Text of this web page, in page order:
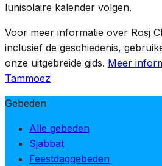
lunisolaire kalender volgen.
Voor meer informatie over Rosj
inclusief de geschiedenis,
onze uitgebreide gids. Meer
Tammoez
Gebeden
Alle gebeden
Sjabbat
Feestdaggebeden